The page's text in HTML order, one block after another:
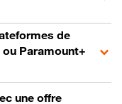
de
Paramount+
une offre